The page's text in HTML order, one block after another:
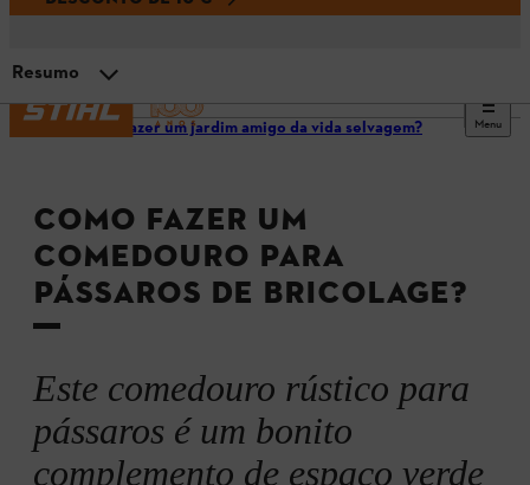
Menu
Como fazer um jardim amigo da vida selvagem?
COMO FAZER UM
COMEDOURO PARA
PÁSSAROS DE BRICOLAGE?
Este comedouro rústico para
pássaros é um bonito
complemento de espaço verde
Resumo
Materiais e ferramentas
Como fazer um comedouro de bricolage para pássaros?
Pendurar o comedouro para pássaros no exterior
Resumo